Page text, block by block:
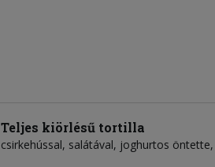
Teljes kiörlésű tortilla
csirkehússal, salátával, joghurtos